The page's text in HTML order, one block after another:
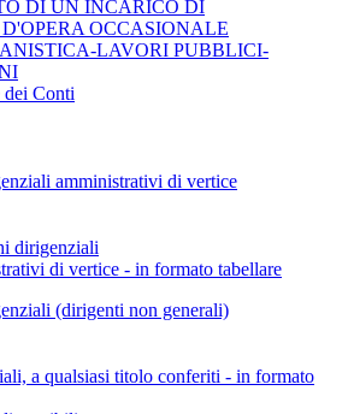
DI UN INCARICO DI
OCCASIONALE
LAVORI PUBBLICI-
dei Conti
amministrativi di vertice
dirigenziali
di vertice - in formato tabellare
(dirigenti non generali)
a qualsiasi titolo conferiti - in formato